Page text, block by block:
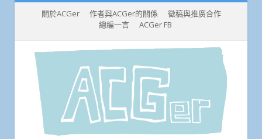
關於ACGer 作者與ACGer的關係
徵稿與推廣合作
總編一言
ACGer FB